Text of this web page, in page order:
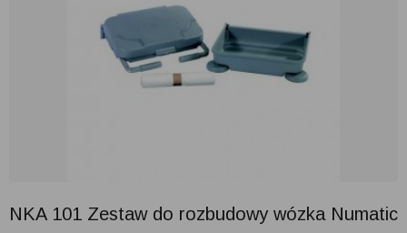
NKA 101 Zestaw do rozbudowy wózka Numatic